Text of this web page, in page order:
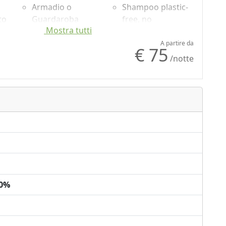
Armadio o
Guardaroba
Tavolo da pranzo
caffé
Shampoo plastic-
free, no
indipendente
Mostra tutti
A partire da
€ 75 /notte